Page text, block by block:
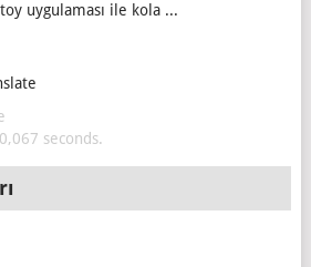
uygulaması ile kola ...
seconds.